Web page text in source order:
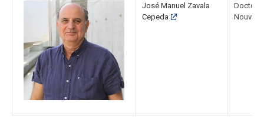
José Manuel Zavala
Cepeda
Doctor